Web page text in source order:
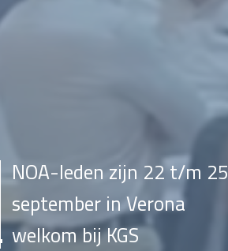
NOA-leden zijn 22 t/m 25
september in Verona
welkom bij KGS